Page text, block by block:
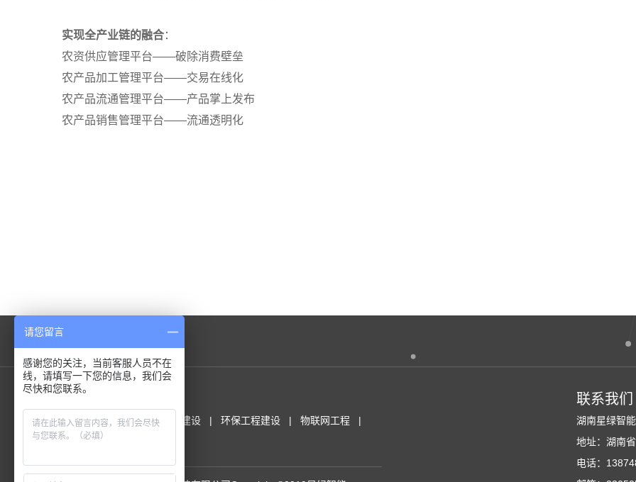
实现全产业链的融合：
农资供应管理平台——破除消费壁垒
农产品加工管理平台——交易在线化
农产品流通管理平台——产品掌上发布
农产品销售管理平台——流通透明化
农业规划咨询 温室工程建设 环保工程建设 物联网工程
联系我们
湖南星绿智
地址：湖南
电话：
请您留言
感谢您的关注，当前客服人员不在
线，请填写一下您的信息，我们会
尽快和您联系。